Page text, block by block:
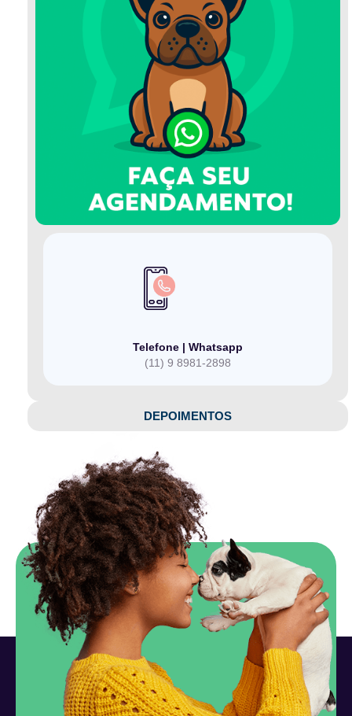
Telefone | Whatsapp
(11) 9 8981-2898
DEPOIMENTOS​